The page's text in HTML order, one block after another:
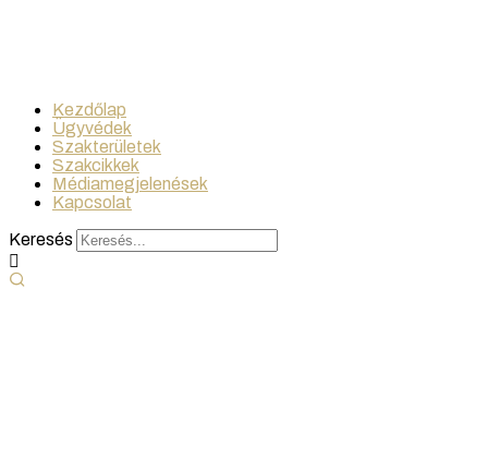
Kezdőlap
Ügyvédek
Szakterületek
Szakcikkek
Médiamegjelenések
Kapcsolat
Keresés